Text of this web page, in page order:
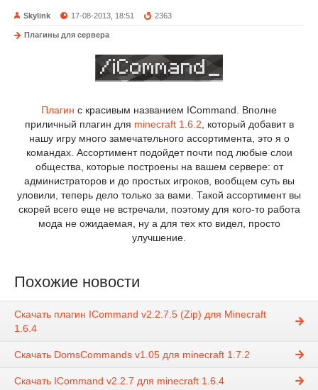
Skylink 17-08-2013, 18:51 2363
Плагины для сервера
Плагин с красивым названием ICommand. Вполне
приличный плагин для minecraft 1.6.2 , который добавит в
нашу игру много замечательного ассортимента, это я о
командах. Ассортимент подойдет почти под любые слои
общества, которые построены на вашем сервере: от
администраторов и до простых игроков, вообщем суть вы
уловили, теперь дело только за вами. Такой ассортимент вы
скорей всего еще не встречали, поэтому для кого-то работа
мода не ожидаемая, ну а для тех кто видел, просто
улучшение.
Похожие новости
Скачать плагин ICommand v2.2.7.5 (Zip) для Minecraft
1.6.4
Скачать DomsCommands v1.05 для minecraft 1.7.2
Скачать ICommand v2.2.7 для minecraft 1.6.4